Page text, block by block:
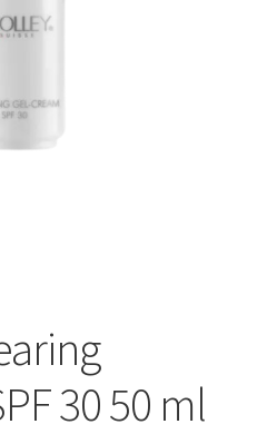
30 50 ml